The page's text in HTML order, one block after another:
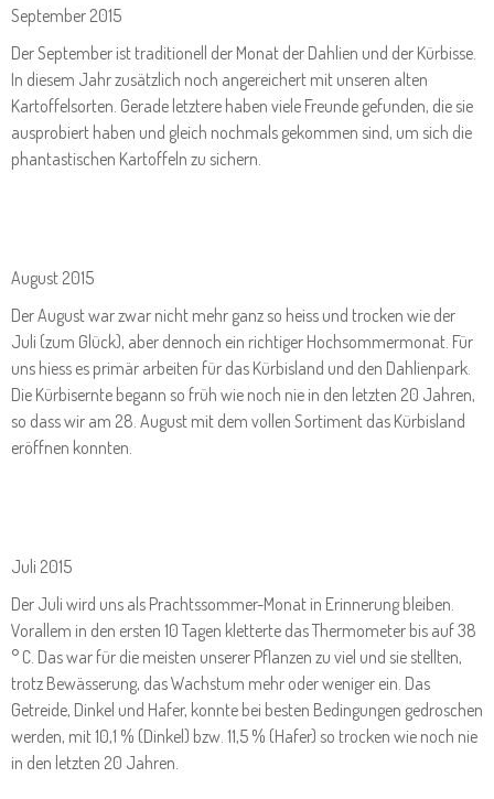
September 2015
Der September ist traditionell der Monat der Dahlien und der Kürbisse.
In diesem Jahr zusätzlich noch angereichert mit unseren alten
Kartoffelsorten. Gerade letztere haben viele Freunde gefunden, die sie
ausprobiert haben und gleich nochmals gekommen sind, um sich die
phantastischen Kartoffeln zu sichern.
August 2015
Der August war zwar nicht mehr ganz so heiss und trocken wie der
Juli (zum Glück), aber dennoch ein richtiger Hochsommermonat. Für
uns hiess es primär arbeiten für das Kürbisland und den Dahlienpark.
Die Kürbisernte begann so früh wie noch nie in den letzten 20 Jahren,
so dass wir am 28. August mit dem vollen Sortiment das Kürbisland
eröffnen konnten.
Juli 2015
Der Juli wird uns als Prachtssommer-Monat in Erinnerung bleiben.
Vorallem in den ersten 10 Tagen kletterte das Thermometer bis auf 38
° C. Das war für die meisten unserer Pflanzen zu viel und sie stellten,
trotz Bewässerung, das Wachstum mehr oder weniger ein. Das
Getreide, Dinkel und Hafer, konnte bei besten Bedingungen gedroschen
werden, mit 10,1 % (Dinkel) bzw. 11,5 % (Hafer) so trocken wie noch nie
in den letzten 20 Jahren.